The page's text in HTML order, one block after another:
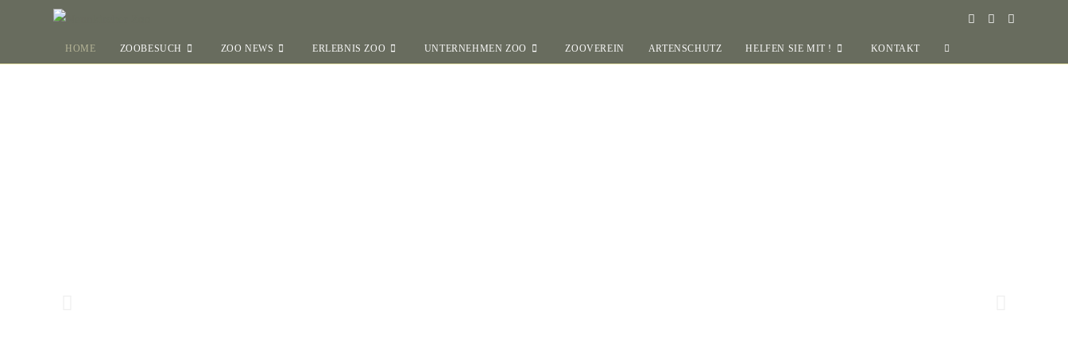
HOME ZOOBESUCH ZOO NEWS ERLEBNIS ZOO UNTERNEHMEN ZOO ZOOVEREIN ARTENSCHUTZ HELFEN SIE MIT ! KONTAKT